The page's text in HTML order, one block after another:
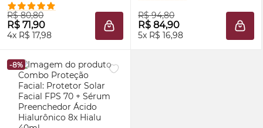
Antissinais 7 em 1 100g
R$ 80,80
R$ 71,90
4x R$ 17,98 ADICIONAR À SACOLA
R$ 94,80
R$ 84,90
5x R$ 16,98
-8%